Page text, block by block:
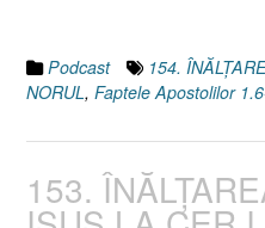
Podcast
154.
NORUL, Faptele Apostolilor
153.